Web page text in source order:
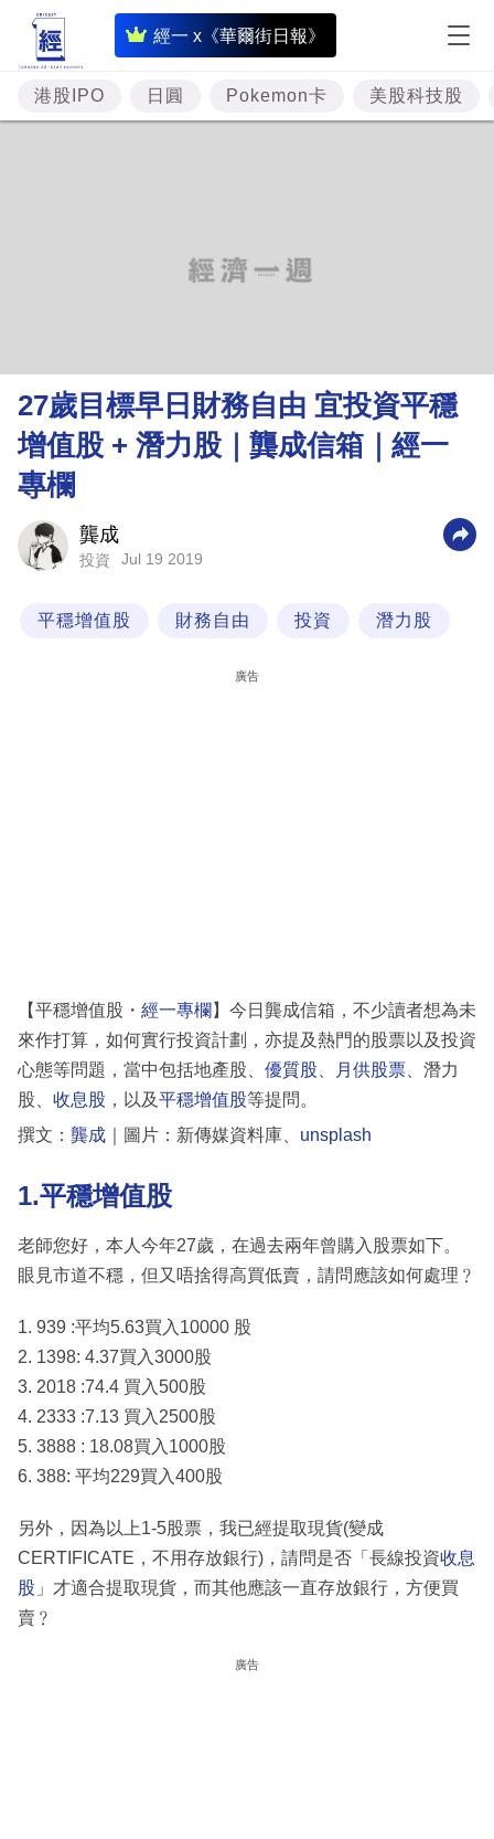
經一 x《華爾街日報》
即
時
財
經
理
財
商
技
港股IPO 日圓 Pokemon卡 美股科技股
27歲目標早日財務自由 宜投資平穩
增值股 + 潛力股｜龔成信箱｜經一
專欄
龔成
投資 Jul 19 2019
平穩增值股 財務自由 投資 潛力股
廣告
【平穩增值股・ 經一專欄 】今日龔成信箱，不少讀者想為未
來作打算，如何實行投資計劃，亦提及熱門的股票以及投資
心態等問題，當中包括地產股、 優質股 月供股票 、潛力
股、 收息股 ，以及平穩增值股等提問。
撰文： 龔成 ｜圖片：新傳媒資料庫、 unsplash
1.平穩增值股
老師您好，本人今年27歲，在過去兩年曾購入股票如下。
眼見市道不穩，但又唔捨得高買低賣，請問應該如何處理﹖
1. 939 :平均5.63買入10000 股
2. 1398: 4.37買入3000股
3. 2018 :74.4 買入500股
4. 2333 :7.13 買入2500股
5. 3888 : 18.08買入1000股
6. 388: 平均229買入400股
另外，因為以上1-5股票，我已經提取現貨(變成
CERTIFICATE，不用存放銀行)，請問是否「長線投資收息
股 」才適合提取現貨，而其他應該一直存放銀行，方便買
賣﹖
廣告